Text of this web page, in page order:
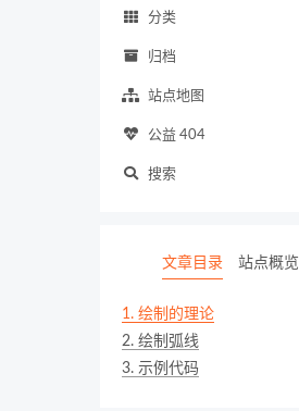
分类
归档
站点地图
公益 404
搜索
文章目录 站点概览
1. 绘制的理论
2. 绘制弧线
3. 示例代码